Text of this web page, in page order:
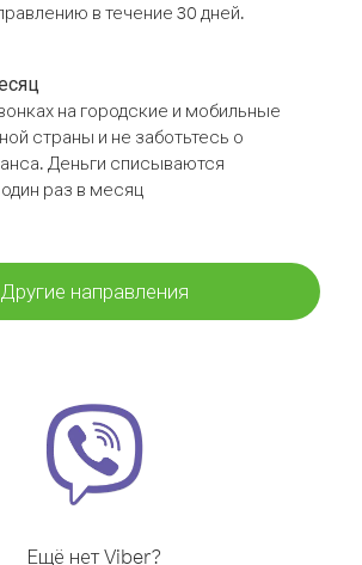
в течение 30 дней.
на городские и мобильные
страны и не заботьтесь о
Деньги списываются
раз в месяц
Другие направления
Ещё нет Viber?